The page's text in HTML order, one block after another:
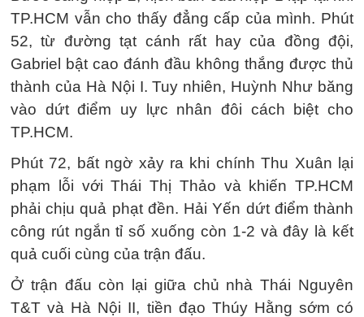
TP.HCM vẫn cho thấy đẳng cấp của mình. Phút
52, từ đường tạt cánh rất hay của đồng đội,
Gabriel bật cao đánh đầu không thắng được thủ
thành của Hà Nội I. Tuy nhiên, Huỳnh Như băng
vào dứt điểm uy lực nhân đôi cách biệt cho
TP.HCM.
Phút 72, bất ngờ xảy ra khi chính Thu Xuân lại
phạm lỗi với Thái Thị Thảo và khiến TP.HCM
phải chịu quả phạt đền. Hải Yến dứt điểm thành
công rút ngắn tỉ số xuống còn 1-2 và đây là kết
quả cuối cùng của trận đấu.
Ở trận đấu còn lại giữa chủ nhà Thái Nguyên
T&T và Hà Nội II, tiền đạo Thúy Hằng sớm có